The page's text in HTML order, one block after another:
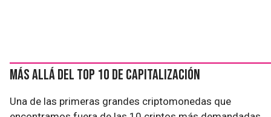
Más allá del Top 10 de capitalización
Una de las primeras grandes criptomonedas que